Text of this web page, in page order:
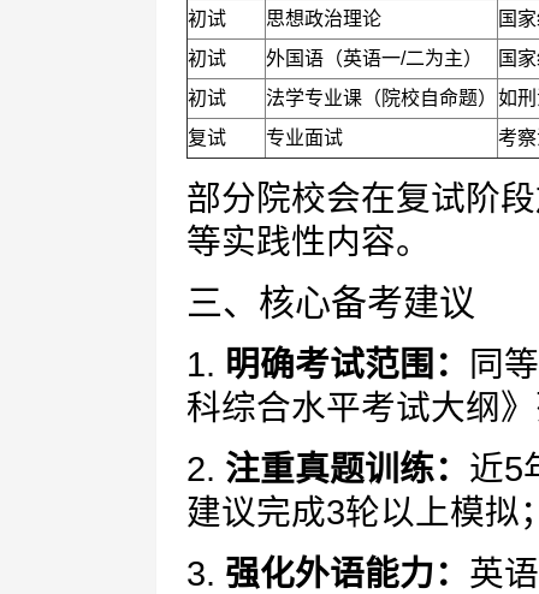
初试
思想政治理论
国
初试
外国语（英语一/二为主）
国
初试
法学专业课（院校自命题） 如
复试
专业面试 考
部分院校会在复试阶
等实践性内容。
三、核心备考建议
1. 明确考试范围：
同
科综合水平考试大纲
2. 注重真题训练： 近5
建议完成3轮以上模拟
3. 强化外语能力： 英